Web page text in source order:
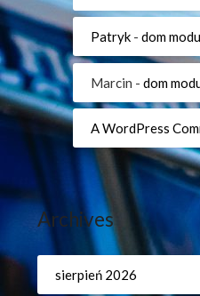
Patryk -dom
Marcin -dom
A WordPress
Archives
sierpień 2026